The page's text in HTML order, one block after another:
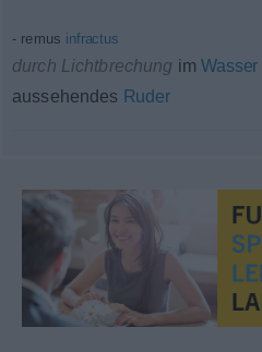
remus infractus
durch Lichtbrechung imWasser
aussehendes Ruder